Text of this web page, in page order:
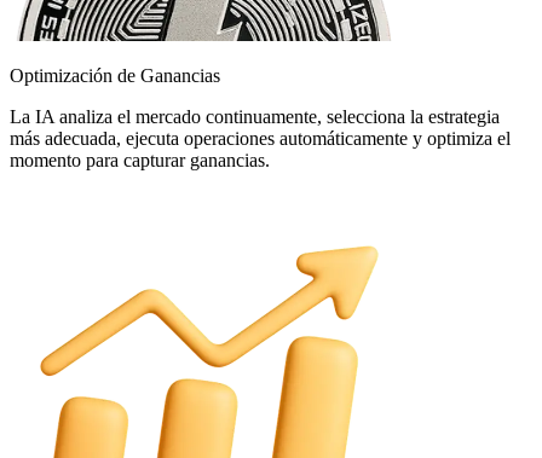
Optimización de Ganancias
La IA analiza el mercado continuamente, selecciona la estrategia
más adecuada, ejecuta operaciones automáticamente y optimiza el
momento para capturar ganancias.